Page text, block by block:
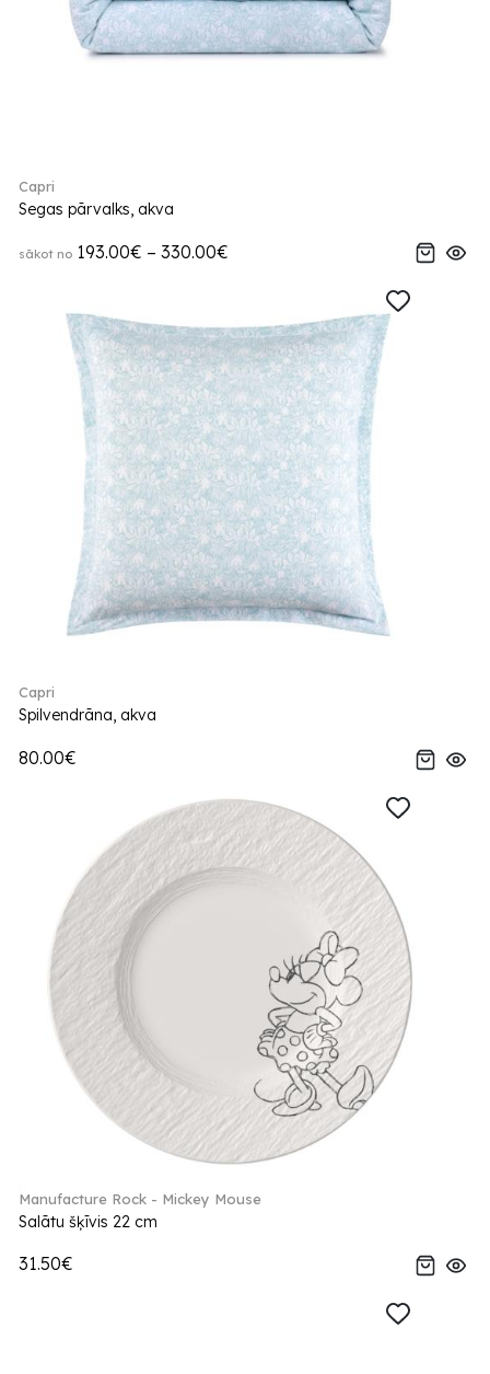
Capri
Segas pārvalks, akva
sākot no 193.00€ – 330.00€
Capri
Spilvendrāna, akva
80.00€
Manufacture Rock - Mickey Mouse
Salātu šķīvis 22 cm
31.50€